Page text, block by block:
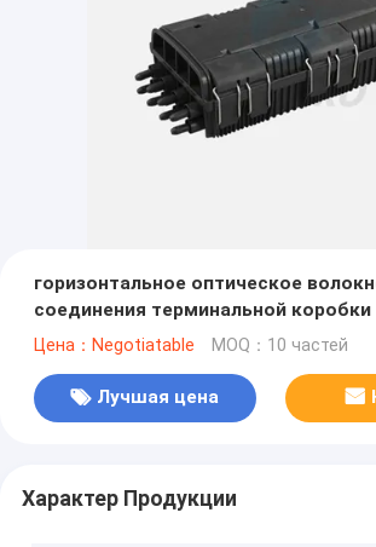
горизонтальное оптическое
соединения терминальной коробки
волокна 48Core
Цена：Negotiatable MOQ：10 частей
Лучшая цена
Характер Продукции